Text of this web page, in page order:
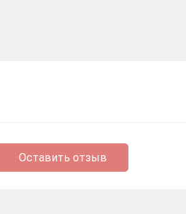
Оставить отзыв